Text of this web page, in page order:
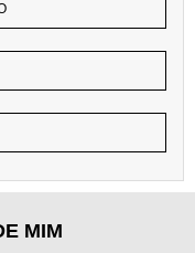
MIM